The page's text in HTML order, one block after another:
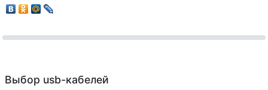
Выбор usb-кабелей